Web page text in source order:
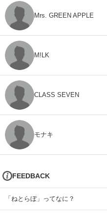
Mrs. GREEN APPLE
M!LK
CLASS SEVEN
モナキ
FEEDBACK
「ねとらぼ」ってなに？